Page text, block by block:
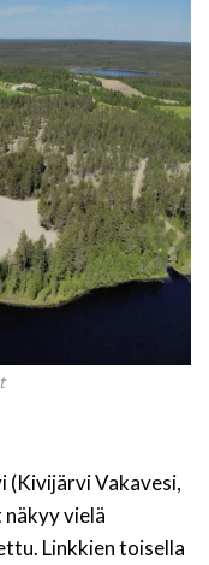
(Kivijärvi Vakavesi,
vielä
Linkkien toisella